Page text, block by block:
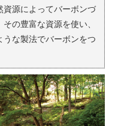
資源によってバーボンづ
の豊富な資源を使い、
な製法でバーボンをつ